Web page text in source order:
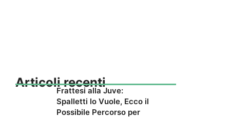
Articoli recenti
Frattesi alla Juve:
Spalletti lo Vuole, Ecco il
Possibile Percorso per